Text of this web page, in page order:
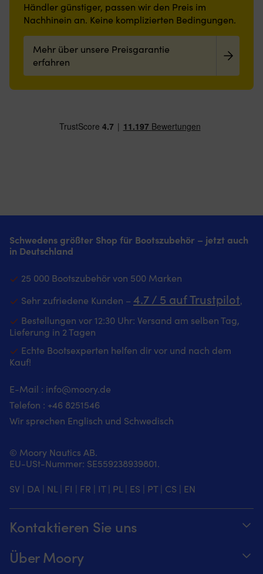
Händler günstiger, passen wir den Preis im
Nachhinein an. Keine komplizierten Bedingungen.
Mehr über unsere Preisgarantie
erfahren
Schwedens größter Shop für Bootszubehör – jetzt auch
in Deutschland
25 000 Bootszubehör von 500 Marken
Sehr zufriedene Kunden – 4.7 / 5 auf Trustpilot‚
Bestellungen vor 12:30 Uhr: Versand am selben Tag,
Lieferung in 2 Tagen
Echte Bootsexperten helfen dir vor und nach dem
Kauf!
E-Mail : info@moory.de
Telefon : +46 8251546
Wir sprechen Englisch und Schwedisch
© Moory Nautics AB.
EU-USt-Nummer: SE559238939801.
SV | DA | NL| FI | FR | IT| PL| ES | PT| CS | EN
Kontaktieren Sie uns
Telefonzeiten täglich von 8 – 20 Uhr.
Über Moory